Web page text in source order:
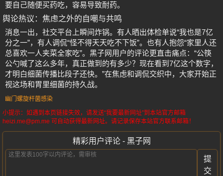
要自己随便买药吃，容易导致耐药。
舆论热议：焦虑之外的自嘲与共鸣
消息一出，社交平台上瞬间炸锅。有人晒出体检单说“我也是7亿
分之一”，有人调侃“怪不得天天吃不下饭”。也有人抱怨“家里人还
总喜欢一人夹菜全家吃”。黑子网用户的评论更直击痛点：“公筷
公勺喊了这么多年，真正做到的有多少？现在看到7亿这个数字，
才明白细菌传播比段子还快。”在焦虑和调侃交织中，大家开始正
视这场和胃里细菌的持久战。
幽门螺旋杆菌感染
小提示：如遇到本页链接失效，请发送“我要最新网址”到本站官方邮箱
heizi.me@pm.me 可自动获得最新网址。请记录保存本站官方联系邮箱！
精彩用户评论 - 黑子网
提
交